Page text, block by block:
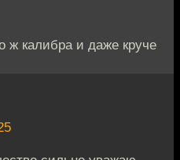
ж калибра и даже круче